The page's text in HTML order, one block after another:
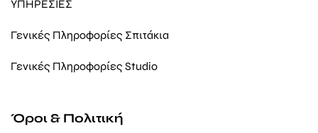
ΥΠΗΡΕΣΙΕΣ
Γενικές Πληροφορίες Σπιτάκια
Γενικές Πληροφορίες Studio
Όροι & Πολιτική